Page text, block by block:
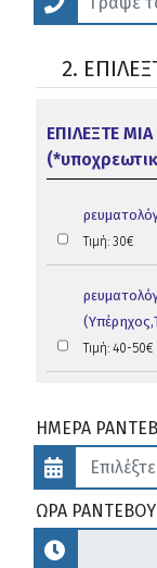
2.
ΕΠΙΛΕΞΤΕ
Τιμή: 30€
ρευματολόγος >
Τιμή: 40-50€
ΗΜΕΡΑ
ΩΡΑ ΡΑΝΤΕΒΟΥ